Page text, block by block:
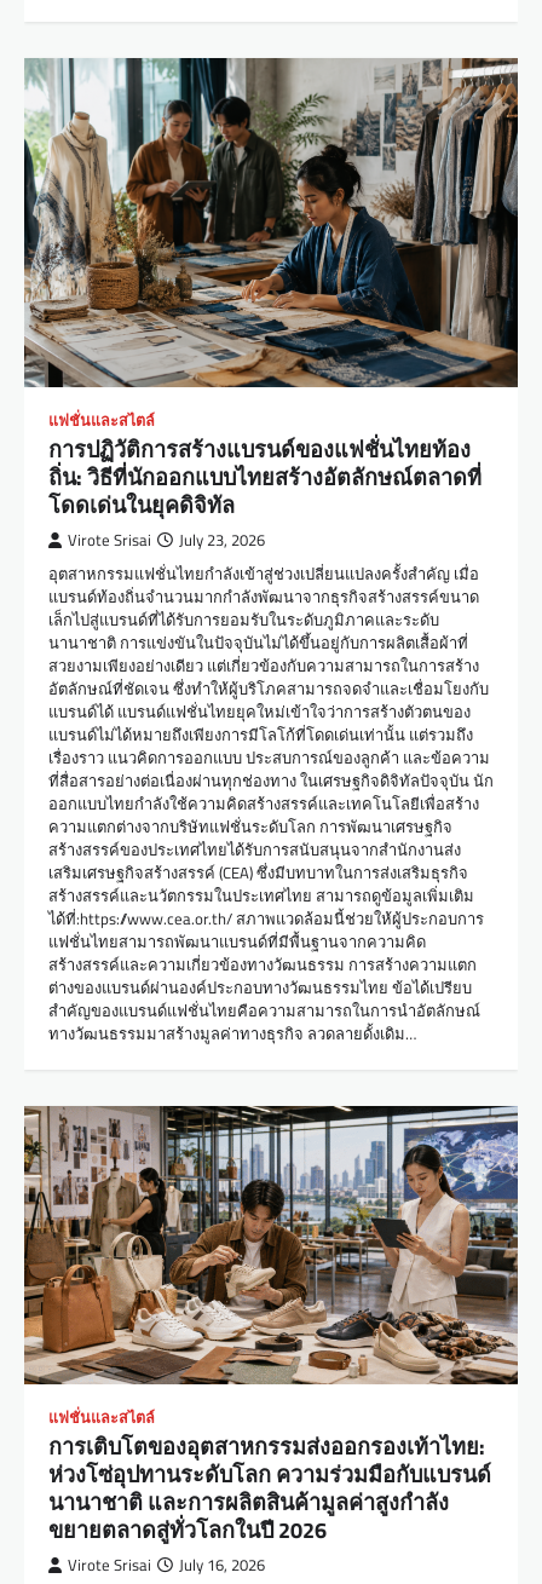
แฟชั่นและสไตล์
การปฏิวัติการสร้างแบรนด์ของแฟชั่นไทยท้อง
ถิ่น: วิธีที่นักออกแบบไทยสร้างอัตลักษณ์ตลาดที่
โดดเด่นในยุคดิจิทัล
Virote Srisai July 23, 2026
อุตสาหกรรมแฟชั่นไทยกำลังเข้าสู่ช่วงเปลี่ยนแปลงครั้งสำคัญ เมื่อ
แบรนด์ท้องถิ่นจำนวนมากกำลังพัฒนาจากธุรกิจสร้างสรรค์ขนาด
เล็กไปสู่แบรนด์ที่ได้รับการยอมรับในระดับภูมิภาคและระดับ
นานาชาติ การแข่งขันในปัจจุบันไม่ได้ขึ้นอยู่กับการผลิตเสื้อผ้าที่
สวยงามเพียงอย่างเดียว แต่เกี่ยวข้องกับความสามารถในการสร้าง
อัตลักษณ์ที่ชัดเจน ซึ่งทำให้ผู้บริโภคสามารถจดจำและเชื่อมโยงกับ
แบรนด์ได้ แบรนด์แฟชั่นไทยยุคใหม่เข้าใจว่าการสร้างตัวตนของ
แบรนด์ไม่ได้หมายถึงเพียงการมีโลโก้ที่โดดเด่นเท่านั้น แต่รวมถึง
เรื่องราว แนวคิดการออกแบบ ประสบการณ์ของลูกค้า และข้อความ
ที่สื่อสารอย่างต่อเนื่องผ่านทุกช่องทาง ในเศรษฐกิจดิจิทัลปัจจุบัน นัก
ออกแบบไทยกำลังใช้ความคิดสร้างสรรค์และเทคโนโลยีเพื่อสร้าง
ความแตกต่างจากบริษัทแฟชั่นระดับโลก การพัฒนาเศรษฐกิจ
สร้างสรรค์ของประเทศไทยได้รับการสนับสนุนจากสำนักงานส่ง
เสริมเศรษฐกิจสร้างสรรค์ (CEA) ซึ่งมีบทบาทในการส่งเสริมธุรกิจ
สร้างสรรค์และนวัตกรรมในประเทศไทย สามารถดูข้อมูลเพิ่มเติม
ได้ที่:https://www.cea.or.th/ สภาพแวดล้อมนี้ช่วยให้ผู้ประกอบการ
แฟชั่นไทยสามารถพัฒนาแบรนด์ที่มีพื้นฐานจากความคิด
สร้างสรรค์และความเกี่ยวข้องทางวัฒนธรรม การสร้างความแตก
ต่างของแบรนด์ผ่านองค์ประกอบทางวัฒนธรรมไทย ข้อได้เปรียบ
สำคัญของแบรนด์แฟชั่นไทยคือความสามารถในการนำอัตลักษณ์
ทางวัฒนธรรมมาสร้างมูลค่าทางธุรกิจ ลวดลายดั้งเดิม…
แฟชั่นและสไตล์
การเติบโตของอุตสาหกรรมส่งออกรองเท้าไทย:
ห่วงโซ่อุปทานระดับโลก ความร่วมมือกับแบรนด์
นานาชาติ และการผลิตสินค้ามูลค่าสูงกำลัง
ขยายตลาดสู่ทั่วโลกในปี 2026
Virote Srisai July 16, 2026